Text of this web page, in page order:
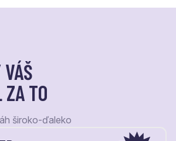
ZA TO
široko-ďaleko